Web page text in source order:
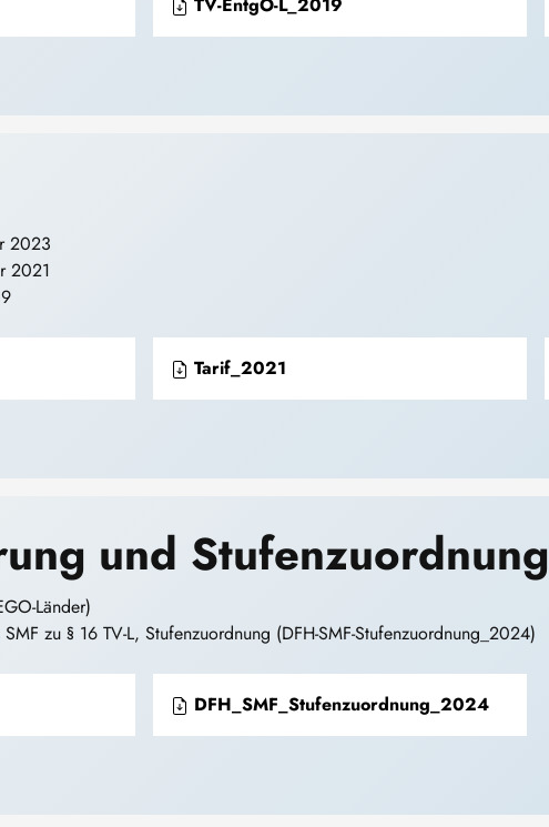
2023
2021
Tarif_2021
und Stufenzuordnung
Länder)
zu § 16 TV-L, Stufenzuordnung (DFH-SMF-Stufenzuordnung_2024)
DFH_SMF_Stufenzuordnung_2024